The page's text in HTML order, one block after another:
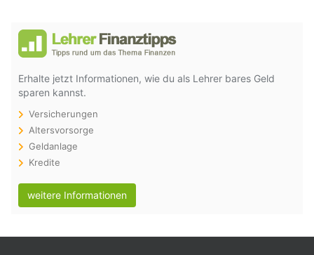
Erhalte jetzt Informationen, wie du als Lehrer bares Geld
sparen kannst.
Versicherungen
Altersvorsorge
Geldanlage
Kredite
weitere Informationen